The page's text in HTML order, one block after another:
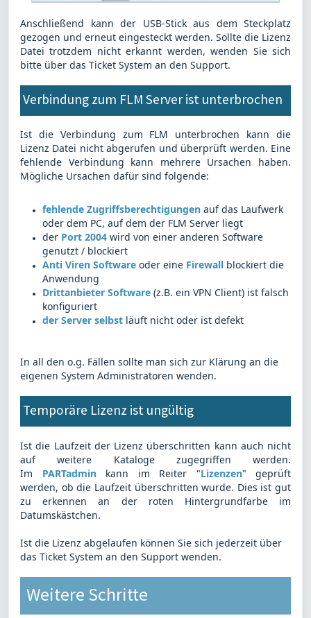
Anschließend kann der USB-Stick aus dem Steckplatz
gezogen und erneut eingesteckt werden. Sollte die Lizenz
Datei trotzdem nicht erkannt werden, wenden Sie sich
bitte über das Ticket System an den Support.
Verbindung zum FLM Server ist unterbrochen
Ist die Verbindung zum FLM unterbrochen kann die
Lizenz Datei nicht abgerufen und überprüft werden. Eine
fehlende Verbindung kann mehrere Ursachen haben.
Mögliche Ursachen dafür sind folgende:
fehlende Zugriffsberechtigungen auf das Laufwerk
oder dem PC, auf dem der FLM Server liegt
der Port 2004 wird von einer anderen Software
genutzt / blockiert
Anti Viren Software oder eine Firewall blockiert die
Anwendung
Drittanbieter Software (z.B. ein VPN Client) ist falsch
konfiguriert
der Server selbst läuft nicht oder ist defekt
In all den o.g. Fällen sollte man sich zur Klärung an die
eigenen System Administratoren wenden.
Temporäre Lizenz ist ungültig
Ist die Laufzeit der Lizenz überschritten kann auch nicht
auf weitere Kataloge zugegriffen werden.
Im PARTadminkann im Reiter "Lizenzen" geprüft
werden, ob die Laufzeit überschritten wurde. Dies ist gut
zu erkennen an der roten Hintergrundfarbe im
Datumskästchen.
Ist die Lizenz abgelaufen können Sie sich jederzeit über
das Ticket System an den Support wenden.
Weitere Schritte